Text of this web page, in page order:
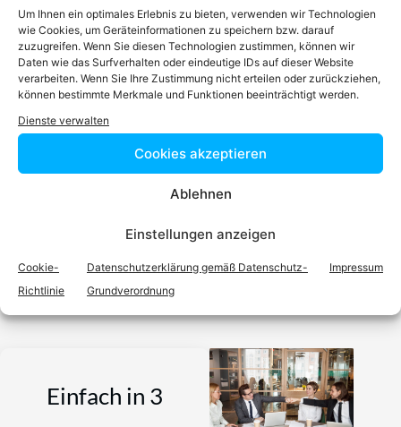
Um Ihnen ein optimales Erlebnis zu bieten, verwenden wir Technologien
wie Cookies, um Geräteinformationen zu speichern bzw. darauf
zuzugreifen. Wenn Sie diesen Technologien zustimmen, können wir
Daten wie das Surfverhalten oder eindeutige IDs auf dieser Website
verarbeiten. Wenn Sie Ihre Zustimmung nicht erteilen oder zurückziehen,
können bestimmte Merkmale und Funktionen beeinträchtigt werden.
Dienste verwalten
Cookies akzeptieren
Ablehnen
Einstellungen anzeigen
Cookie-
Richtlinie
Datenschutzerklärung gemäß Datenschutz-
Grundverordnung
Impressum
RA Dr. Moritz VÖLKL LL.M.
Zum Profil
Podcast
Video-Podcast #69 Katharina Echerer – Verlagsleitung
Recht, Wirtschaft, Steuern facultas Verlag
Einfach in 3